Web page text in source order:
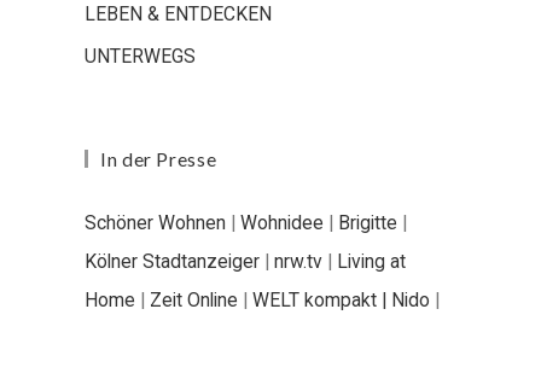
LEBEN & ENTDECKEN
UNTERWEGS
In der Presse
Schöner Wohnen | Wohnidee | Brigitte |
Kölner Stadtanzeiger | nrw.tv | Living at
Home | Zeit Online | WELT kompakt | Nido |